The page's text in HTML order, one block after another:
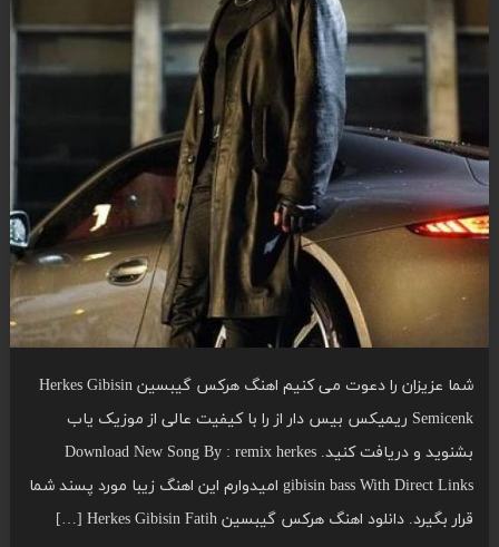
شما عزیزان را دعوت می کنیم اهنگ هرکس گیبسین Herkes Gibisin
Semicenk ریمیکس بیس دار از را با کیفیت عالی از موزیک یاب
بشنوید و دریافت کنید. Download New Song By : remix herkes
gibisin bass With Direct Links امیدوارم این اهنگ زیبا مورد پسند شما
قرار بگیرد. دانلود اهنگ هرکس گیبسین Herkes Gibisin Fatih […]